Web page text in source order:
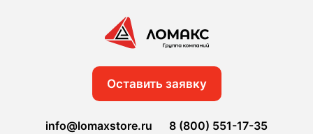
Оставить заявку
info@lomaxstore.ru 8 (800) 551-17-35